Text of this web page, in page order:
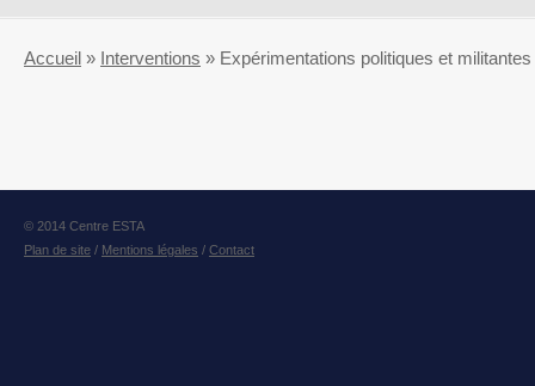
Accueil » Interventions » Expérimentations politiques et militantes
© 2014 Centre ESTA
Plan de site / Mentions légales / Contact